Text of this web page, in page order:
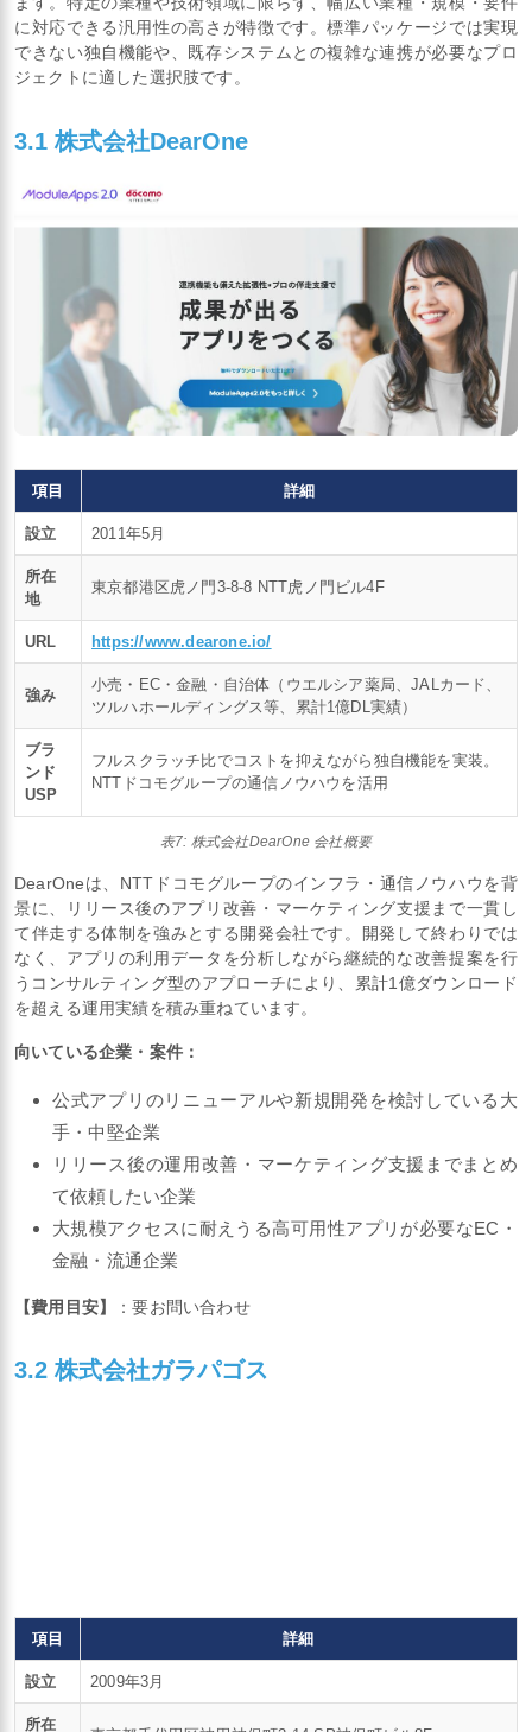
に対応できる汎用性の高さが特徴です。標準パッケージでは実現
できない独自機能や、既存システムとの複雑な連携が必要なプロ
ジェクトに適した選択肢です。
3.1 株式会社DearOne
項目 詳細
設立 2011年5月
所在
地
東京都港区虎ノ門3-8-8 NTT虎ノ門ビル4F
URL https://www.dearone.io/
強み
小売・EC・金融・自治体（ウエルシア薬局、JALカード、
ツルハホールディングス等、累計1億DL実績）
ブラ
ンド
USP
フルスクラッチ比でコストを抑えながら独自機能を実装。
NTTドコモグループの通信ノウハウを活用
表7: 株式会社DearOne 会社概要
DearOneは、NTTドコモグループのインフラ・通信ノウハウを背
景に、リリース後のアプリ改善・マーケティング支援まで一貫し
て伴走する体制を強みとする開発会社です。開発して終わりでは
なく、アプリの利用データを分析しながら継続的な改善提案を行
うコンサルティング型のアプローチにより、累計1億ダウンロード
を超える運用実績を積み重ねています。
向いている企業・案件：
公式アプリのリニューアルや新規開発を検討している大
手・中堅企業
リリース後の運用改善・マーケティング支援までまとめ
て依頼したい企業
大規模アクセスに耐えうる高可用性アプリが必要なEC・
金融・流通企業
【費用目安】 ：要お問い合わせ
3.2 株式会社ガラパゴス
項目 詳細